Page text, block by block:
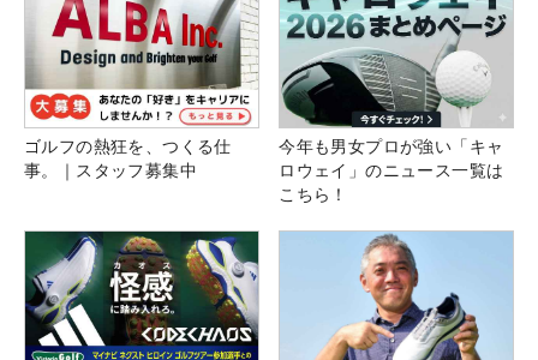
ゴルフの熱狂を、つくる仕
事。｜スタッフ募集中
今年も男女プロが強い「キャ
ロウェイ」のニュース一覧は
こちら！